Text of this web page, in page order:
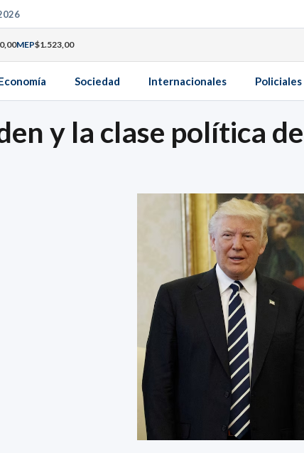
MEP$1.523,00
Sociedad Internacionales Policiales
y la clase política